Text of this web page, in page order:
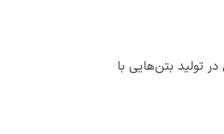
تولید بتن‌هایی با